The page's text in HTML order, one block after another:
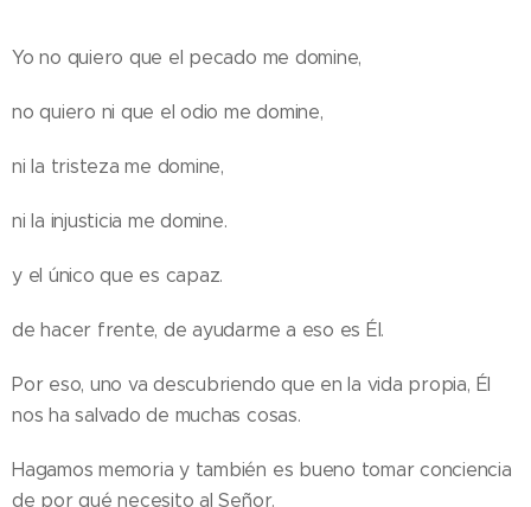
Yo no quiero que el pecado me domine,
no quiero ni que el odio me domine,
ni la tristeza me domine,
ni la injusticia me domine.
y el único que es capaz.
de hacer frente, de ayudarme a eso es Él.
Por eso, uno va descubriendo que en la vida propia, Él
nos ha salvado de muchas cosas.
Hagamos memoria y también es bueno tomar conciencia
de por qué necesito al Señor.